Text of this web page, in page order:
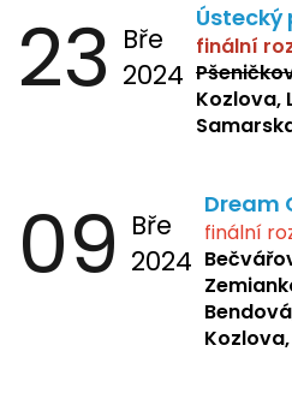
23 Bře
2024
Ústecký
finální
Kozlova,
09 Bře
2024
Dream
finální